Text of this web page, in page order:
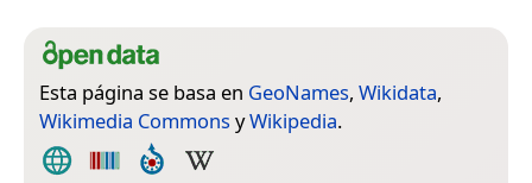
Esta página se basa en GeoNames, Wikidata,
Wikimedia Commons yWikipedia.